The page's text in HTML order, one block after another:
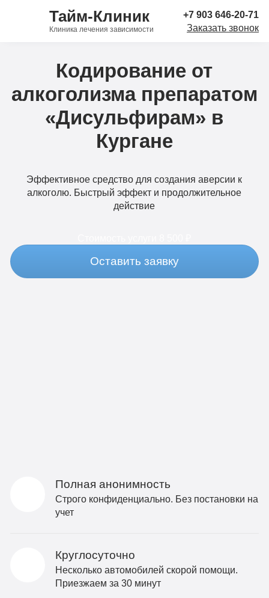
Тайм-Клиник
Клиника лечения зависимости
+7 903 646-20-71
Заказать звонок
Кодирование от
алкоголизма препаратом
«Дисульфирам» в
Кургане
Эффективное средство для создания аверсии к
алкоголю. Быстрый эффект и продолжительное
действие
Оставить заявку
Полная анонимность
Строго конфиденциально. Без постановки на
учет
Круглосуточно
Несколько автомобилей скорой помощи.
Приезжаем за 30 минут